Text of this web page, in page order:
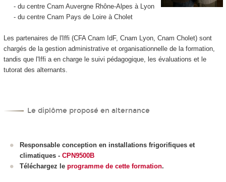
- du centre Cnam Auvergne Rhône-Alpes à Lyon
- du centre Cnam Pays de Loire à Cholet
Les partenaires de l'Iffi (CFA Cnam IdF, Cnam Lyon, Cnam Cholet) sont
chargés de la gestion administrative et organisationnelle de la formation,
tandis que l'Iffi a en charge le suivi pédagogique, les évaluations et le
tutorat des alternants.
Le diplôme proposé en alternance
Responsable conception en installations frigorifiques et
climatiques - CPN9500B
Téléchargez le programme de cette formation.